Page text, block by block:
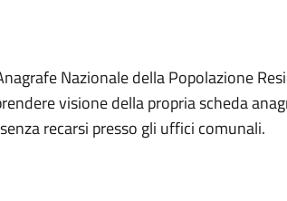
Nazionale della Popolazione
visione della propria scheda
recarsi presso gli uffici comunali.